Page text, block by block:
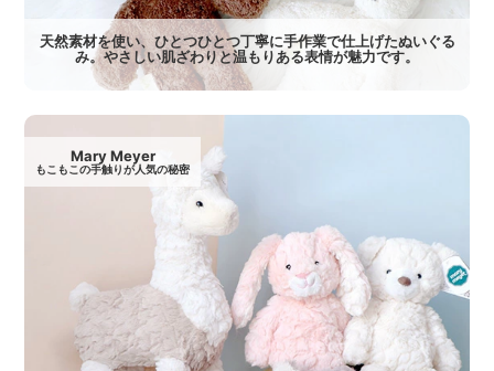
天然素材を使い、ひとつひとつ丁寧に手作業で仕上げたぬいぐる
み。やさしい肌ざわりと温もりある表情が魅力です。
Mary Meyer
もこもこの手触りが人気の秘密